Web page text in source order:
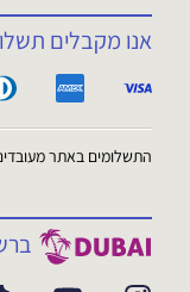
אנו מקבלים
התשלומים באתר